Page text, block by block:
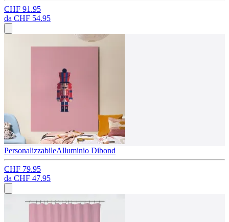
CHF 91.95
da CHF 54.95
PersonalizzabileAlluminio Dibond
CHF 79.95
da CHF 47.95